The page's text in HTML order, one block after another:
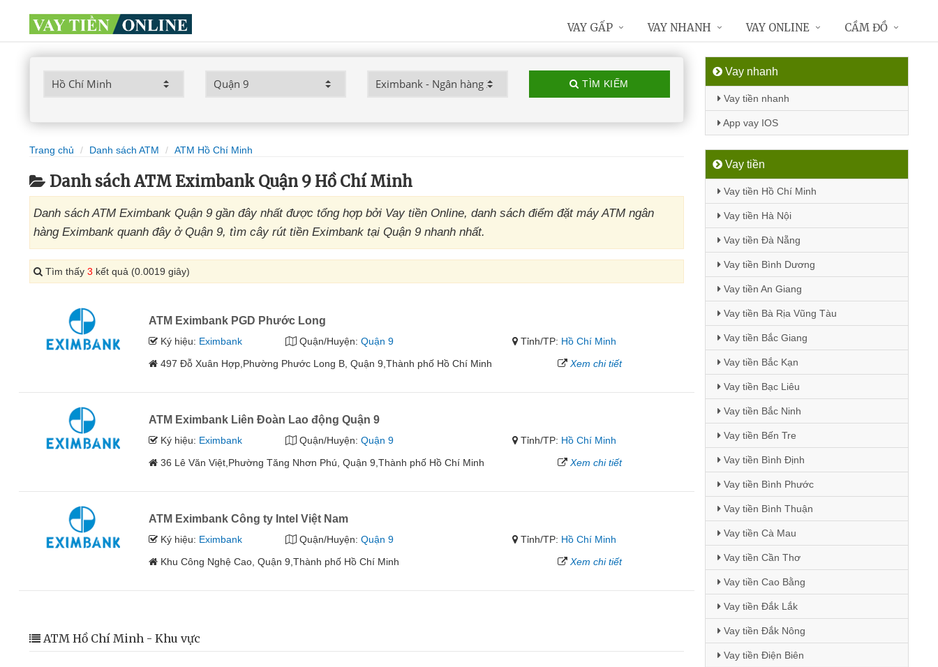
TÌM KIẾM
Trang chủ Danh sách ATM ATM Hồ Chí Minh
Danh sách ATM Eximbank Quận 9 Hồ Chí Minh
Danh sách ATM Eximbank Quận 9 gần đây nhất được tổng hợp bởi Vay tiền Online, danh sách điểm đặt máy ATM ngân
hàng Eximbank quanh đây ở Quận 9, tìm cây rút tiền Eximbank tại Quận 9 nhanh nhất.
Tìm thấy 3 kết quả (0.0019 giây)
ATM Eximbank PGD Phước Long
Ký hiệu: Eximbank Quận/Huyện: Quận 9 Tỉnh/TP: Hồ Chí Minh
497 Đỗ Xuân Hợp,Phường Phước Long B, Quận 9,Thành phố Hồ Chí Minh
Xem chi tiết
ATM Eximbank Liên Đoàn Lao động Quận 9
Ký hiệu: Eximbank Quận/Huyện: Quận 9 Tỉnh/TP: Hồ Chí Minh
36 Lê Văn Việt,Phường Tăng Nhơn Phú, Quận 9,Thành phố Hồ Chí Minh
Xem chi tiết
ATM Eximbank Công ty Intel Việt Nam
Ký hiệu: Eximbank Quận/Huyện: Quận 9 Tỉnh/TP: Hồ Chí Minh
Khu Công Nghệ Cao, Quận 9,Thành phố Hồ Chí Minh
Xem chi tiết
ATM Hồ Chí Minh - Khu vực
Vay nhanh
Vay tiền nhanh
App vay IOS
Vay tiền
Vay tiền Hồ Chí Minh
Vay tiền Hà Nội
Vay tiền Đà Nẵng
Vay tiền Bình Dương
Vay tiền An Giang
Vay tiền Bà Rịa Vũng Tàu
Vay tiền Bắc Giang
Vay tiền Bắc Kạn
Vay tiền Bạc Liêu
Vay tiền Bắc Ninh
Vay tiền Bến Tre
Vay tiền Bình Định
Vay tiền Bình Phước
Vay tiền Bình Thuận
Vay tiền Cà Mau
Vay tiền Cần Thơ
Vay tiền Cao Bằng
Vay tiền Đắk Lắk
Vay tiền Đắk Nông
Vay tiền Điện Biên
VAY GẤP VAY NHANH VAY ONLINE CẦM ĐỒ